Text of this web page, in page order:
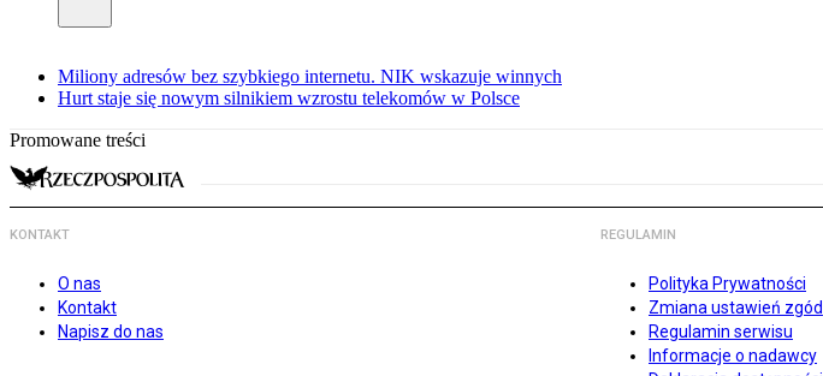
Miliony adresów bez szybkiego internetu. NIK wskazuje winnych
Hurt staje się nowym silnikiem wzrostu telekomów w Polsce
Promowane treści
KONTAKT
O nas
Kontakt
Napisz do nas
REGULAMIN
Polityka Prywatności
Zmiana ustawień zgód
Regulamin serwisu
Informacje o nadawcy